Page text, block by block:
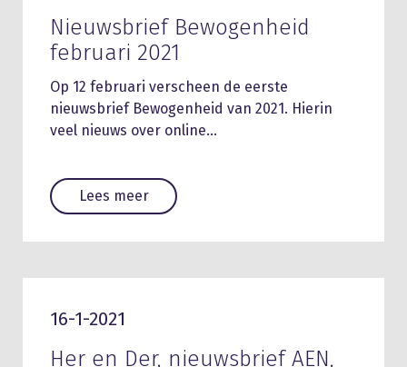
Nieuwsbrief Bewogenheid
februari 2021
Op 12 februari verscheen de eerste
nieuwsbrief Bewogenheid van 2021. Hierin
veel nieuws over online…
Lees meer
16-1-2021
Her en Der, nieuwsbrief AEN,